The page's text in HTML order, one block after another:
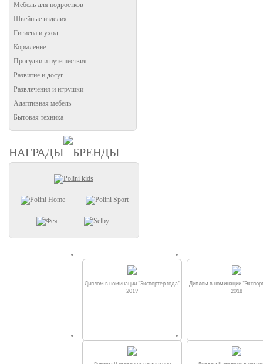
Мебель для подростков
Швейные изделия
Гигиена и уход
Кормление
Прогулки и путешествия
Развитие и досуг
Развлечения и игрушки
Адаптивная мебель
Бытовая техника
НАГРАДЫ БРЕНДЫ
Диплом в номинации "Экспортер года"
2019
Диплом в номинации
2018